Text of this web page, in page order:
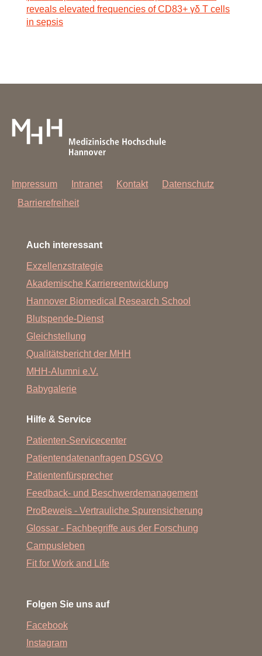
reveals elevated frequencies of CD83+ γδ T cells
in sepsis
Impressum Intranet Kontakt
Datenschutz
Barrierefreiheit
Auch interessant
Exzellenzstrategie
Akademische Karriereentwicklung
Hannover Biomedical Research School
Blutspende-Dienst
Gleichstellung
Qualitätsbericht der MHH
MHH-Alumni e.V.
Babygalerie
Hilfe & Service
Patienten-Servicecenter
Patientendatenanfragen DSGVO
Patientenfürsprecher
Feedback- und Beschwerdemanagement
ProBeweis - Vertrauliche Spurensicherung
Glossar - Fachbegriffe aus der Forschung
Campusleben
Fit for Work and Life
Folgen Sie uns auf
Facebook
Instagram